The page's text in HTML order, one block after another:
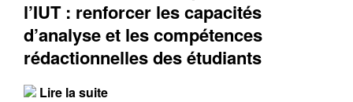
l’IUT : renforcer les capacités
d’analyse et les compétences
rédactionnelles des étudiants
Lire la suite